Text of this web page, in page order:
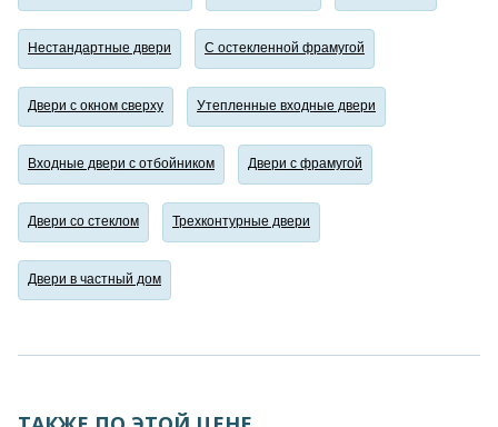
Нестандартные двери С остекленной фрамугой
Двери с окном сверху Утепленные входные двери
Входные двери с отбойником Двери с фрамугой
Двери со стеклом Трехконтурные двери
Двери в частный дом